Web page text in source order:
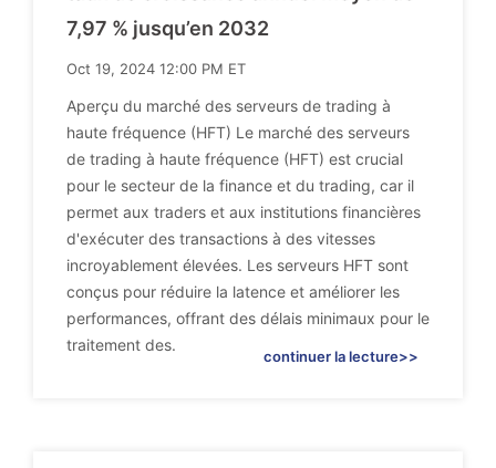
7,97 % jusqu’en 2032
Oct 19, 2024 12:00 PM ET
Aperçu du marché des serveurs de trading à
haute fréquence (HFT) Le marché des serveurs
de trading à haute fréquence (HFT) est crucial
pour le secteur de la finance et du trading, car il
permet aux traders et aux institutions financières
d'exécuter des transactions à des vitesses
incroyablement élevées. Les serveurs HFT sont
conçus pour réduire la latence et améliorer les
performances, offrant des délais minimaux pour le
traitement des.
continuer la lecture>>